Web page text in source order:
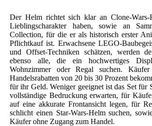
Der Helm richtet sich klar an Clone-Wars-
Lieblingscharakter haben, sowie an
Collection, für die er als historisch erster
Pflichtkauf ist. Erwachsene LEGO-
und Offset-Techniken schätzen, werden
ebenso alle, die ein hochwertiges
Wohnzimmer oder Regal suchen.
Handelsrabatten von 20 bis 30 Prozent
für ihr Geld. Weniger geeignet ist das Set für
vollständige Bedruckung erwarten, für
auf eine akkurate Frontansicht legen, für
schlicht einen Star-Wars-Helm suchen,
Käufer ohne Zugang zum Handel.